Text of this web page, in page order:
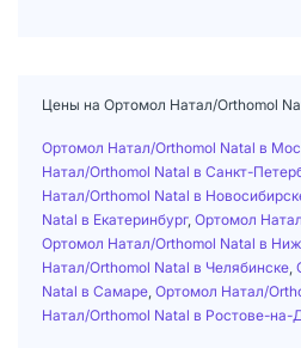
Цены на Ортомол Натал/Orthomol
Ортомол Натал/Orthomol Natal в
Натал/Orthomol Natal в Санкт-
Натал/Orthomol Natal в
Natal в Екатеринбург, Ортомол
Ортомол Натал/Orthomol Natal в
Натал/Orthomol Natal в Челябинске
Natal в Самаре Ортомол Натал/
Натал/Orthomol Natal в Ростове-на-